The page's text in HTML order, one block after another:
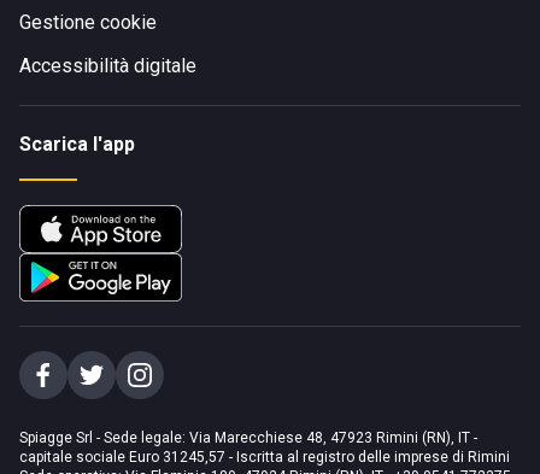
Gestione cookie
Accessibilità digitale
Scarica l'app
Spiagge Srl - Sede legale: Via Marecchiese 48, 47923 Rimini (RN), IT -
capitale sociale Euro 31245,57 - Iscritta al registro delle imprese di Rimini